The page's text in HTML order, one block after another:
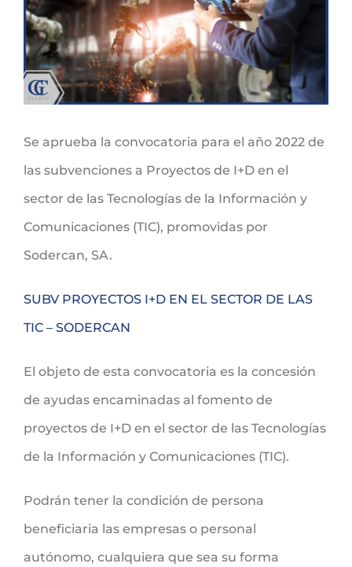
grande
Se aprueba la convocatoria para el año 2022 de
las subvenciones a Proyectos de I+D en el
sector de las Tecnologías de la Información y
Comunicaciones (TIC), promovidas por
Sodercan, SA.
SUBV PROYECTOS I+D EN EL SECTOR DE LAS
TIC – SODERCAN
El objeto de esta convocatoria es la concesión
de ayudas encaminadas al fomento de
proyectos de I+D en el sector de las Tecnologías
de la Información y Comunicaciones (TIC).
Podrán tener la condición de persona
beneficiaria las empresas o personal
autónomo, cualquiera que sea su forma